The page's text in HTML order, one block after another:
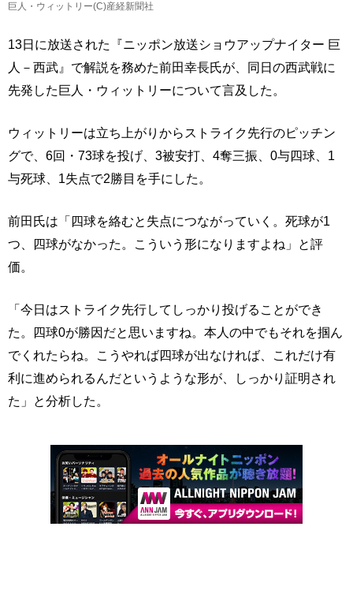
巨人・ウィットリー(C)産経新聞社
13日に放送された『ニッポン放送ショウアップナイター 巨
人－西武』で解説を務めた前田幸長氏が、同日の西武戦に
先発した巨人・ウィットリーについて言及した。
ウィットリーは立ち上がりからストライク先行のピッチン
グで、6回・73球を投げ、3被安打、4奪三振、0与四球、1
与死球、1失点で2勝目を手にした。
前田氏は「四球を絡むと失点につながっていく。死球が1
つ、四球がなかった。こういう形になりますよね」と評
価。
「今日はストライク先行してしっかり投げることができ
た。四球0が勝因だと思いますね。本人の中でもそれを掴ん
でくれたらね。こうやれば四球が出なければ、これだけ有
利に進められるんだというような形が、しっかり証明され
た」と分析した。